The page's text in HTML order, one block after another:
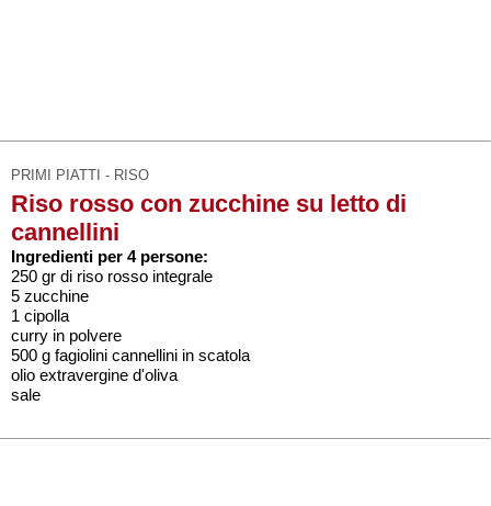
PRIMI PIATTI - RISO
Riso rosso con zucchine su letto di
cannellini
Ingredienti per 4 persone:
250 gr di riso rosso integrale
5 zucchine
1 cipolla
curry in polvere
500 g fagiolini cannellini in scatola
olio extravergine d'oliva
sale